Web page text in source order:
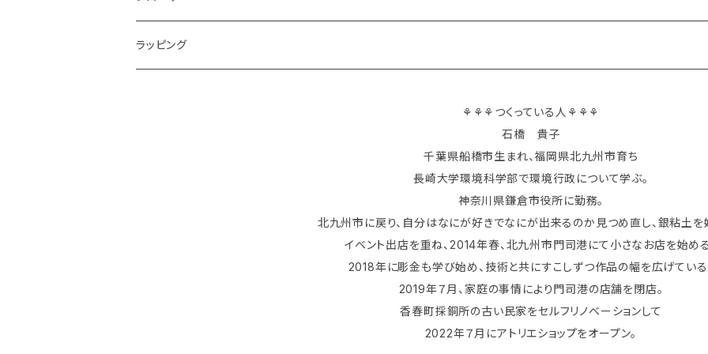
ラッピング
⚘⚘⚘つくっている人⚘⚘⚘
石橋 貴子
千葉県船橋市生まれ、福岡県北九州市育ち
長崎大学環境科学部で環境行政について学ぶ。
神奈川県鎌倉市役所に勤務。
北九州市に戻り、自分はなにが好きでなにが出来るのか見つめ直し、銀粘土を
イベント出店を重ね、2014年春、北九州市門司港にて小さなお店を始める
2018年に彫金も学び始め、技術と共にすこしずつ作品の幅を広げている
2019年７月、家庭の事情により門司港の店舗を閉店。
香春町採銅所の古い民家をセルフリノベーションして
2022年７月にアトリエショップをオープン。